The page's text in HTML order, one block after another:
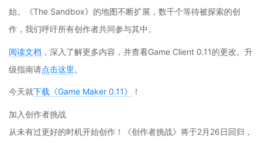
始。《The Sandbox》的地图不断扩展，数千个等待被探索的创
作，我们呼吁所有创作者共同参与其中。
阅读文档 ，深入了解更多内容，并查看Game Client 0.11的更改。升
级指南请点击这里 。
今天就下载《Game Maker 0.11》 ！
加入创作者挑战
从未有过更好的时机开始创作！《创作者挑战》将于2月26日回归，